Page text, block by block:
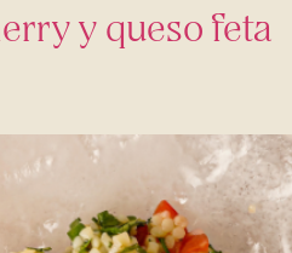
y queso feta